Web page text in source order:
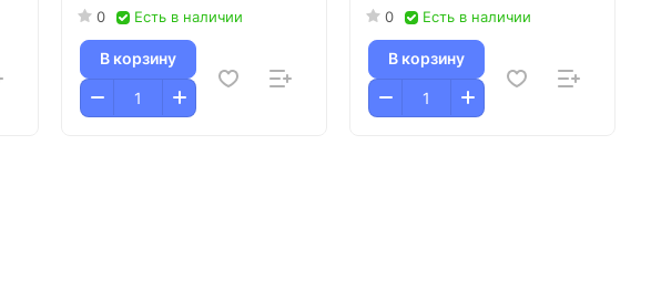
Water 56B5216-Black
черный
0 Есть в наличии
В корзину
Water 56F5216-Steel
сталь-черный
0 Есть в наличии
В корзину